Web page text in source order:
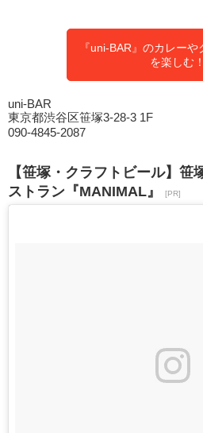
『uni-BAR』のカレー
を楽しむ！
uni-BAR
東京都渋谷区笹塚3-28-3 1F
090-4845-2087
【笹塚・クラフトビール】笹
ストラン『MANIMAL』
[PR]